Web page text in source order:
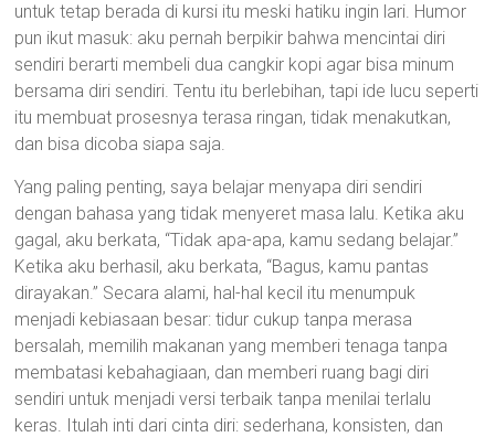
untuk tetap berada di kursi itu meski hatiku ingin lari. Humor
pun ikut masuk: aku pernah berpikir bahwa mencintai diri
sendiri berarti membeli dua cangkir kopi agar bisa minum
bersama diri sendiri. Tentu itu berlebihan, tapi ide lucu seperti
itu membuat prosesnya terasa ringan, tidak menakutkan,
dan bisa dicoba siapa saja.
Yang paling penting, saya belajar menyapa diri sendiri
dengan bahasa yang tidak menyeret masa lalu. Ketika aku
gagal, aku berkata, “Tidak apa-apa, kamu sedang belajar.”
Ketika aku berhasil, aku berkata, “Bagus, kamu pantas
dirayakan.” Secara alami, hal-hal kecil itu menumpuk
menjadi kebiasaan besar: tidur cukup tanpa merasa
bersalah, memilih makanan yang memberi tenaga tanpa
membatasi kebahagiaan, dan memberi ruang bagi diri
sendiri untuk menjadi versi terbaik tanpa menilai terlalu
keras. Itulah inti dari cinta diri: sederhana, konsisten, dan